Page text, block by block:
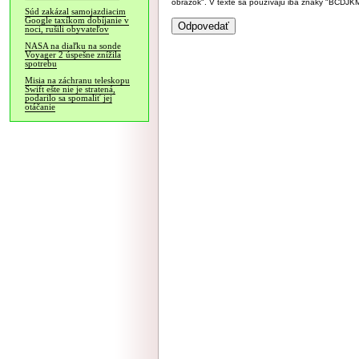
Súd zakázal samojazdiacim
Google taxíkom dobíjanie v
noci, rušili obyvateľov
NASA na diaľku na sonde
Voyager 2 úspešne znížila
spotrebu
Misia na záchranu teleskopu
Swift ešte nie je stratená,
podarilo sa spomaliť jej
otáčanie
obrázok". V texte sa používajú iba znaky